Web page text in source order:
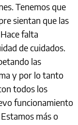
Tenemos que
sientan que las
falta
de cuidados.
las
y por lo tanto
todos los
funcionamiento
más o